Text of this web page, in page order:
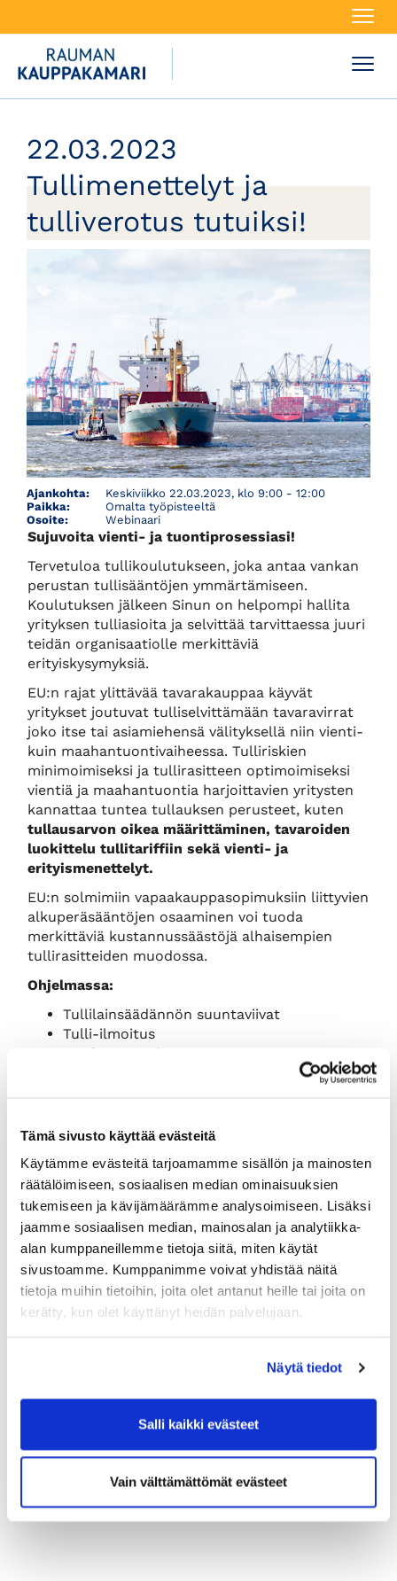
Tämä sivusto käyttää evästeitä
Käytämme evästeitä tarjoamamme sisällön ja mainosten
räätälöimiseen, sosiaalisen median ominaisuuksien
tukemiseen ja kävijämäärämme analysoimiseen. Lisäksi
jaamme sosiaalisen median, mainosalan ja analytiikka-
alan kumppaneillemme tietoja siitä, miten käytät
sivustoamme. Kumppanimme voivat yhdistää näitä
tietoja muihin tietoihin, joita olet antanut heille tai joita on
kerätty, kun olet käyttänyt heidän palvelujaan.
Näytä tiedot
Salli kaikki evästeet
Vain välttämättömät evästeet
22.03.2023
Tullimenettelyt ja
tulliverotus tutuiksi!
Ajankohta:
Keskiviikko 22.03.2023, klo 9:00 - 12:00
Paikka:
Omalta työpisteeltä
Osoite:
Webinaari
Sujuvoita vienti- ja tuontiprosessiasi!
Tervetuloa tullikoulutukseen, joka antaa vankan
perustan tullisääntöjen ymmärtämiseen.
Koulutuksen jälkeen Sinun on helpompi hallita
yrityksen tulliasioita ja selvittää tarvittaessa juuri
teidän organisaatiolle merkittäviä
erityiskysymyksiä.
EU:n rajat ylittävää tavarakauppaa käyvät
yritykset joutuvat tulliselvittämään tavaravirrat
joko itse tai asiamiehensä välityksellä niin vienti-
kuin maahantuontivaiheessa. Tulliriskien
minimoimiseksi ja tullirasitteen optimoimiseksi
vientiä ja maahantuontia harjoittavien yritysten
kannattaa tuntea tullauksen perusteet, kuten
tullausarvon oikea määrittäminen, tavaroiden
luokittelu tullitariffiin sekä vienti- ja
erityismenettelyt.
EU:n solmimiin vapaakauppasopimuksiin liittyvien
alkuperäsääntöjen osaaminen voi tuoda
merkittäviä kustannussäästöjä alhaisempien
tullirasitteiden muodossa.
Ohjelmassa:
Tullilainsäädännön suuntaviivat
Tulli-ilmoitus
Maahantuonti
Vientimenettely
EU:n hiilirajamekanismi CBAM
Ilmoittautuminen: 15.3. mennessäalla olevasta
linkistä. Linkki vie sinut
KauppakamariKauppaan
(Etäkoulutukseen osallistuaksesi, valitse
osallistumistapa "Etätoteutus") verkkokaupan
kautta.
Osallistumismaksu:jäsenhinta 350 € + alv, hinta